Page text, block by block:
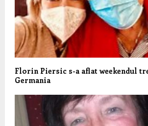
Florin Piersic s-a aflat weekendul
Germania